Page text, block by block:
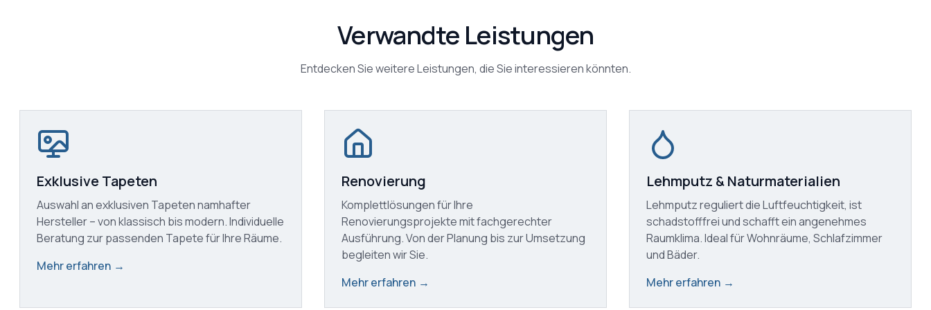
Verwandte Leistungen
Entdecken Sie weitere Leistungen, die Sie interessieren könnten.
Exklusive Tapeten
Auswahl an exklusiven Tapeten namhafter
Hersteller – von klassisch bis modern. Individuelle
Beratung zur passenden Tapete für Ihre Räume.
Mehr erfahren →
Renovierung
Komplettlösungen für Ihre
Renovierungsprojekte mit fachgerechter
Ausführung. Von der Planung bis zur Umsetzung
begleiten wir Sie.
Mehr erfahren →
Lehmputz & Naturmaterialien
Lehmputz reguliert die Luftfeuchtigkeit, ist
schadstofffrei und schafft ein angenehmes
Raumklima. Ideal für Wohnräume, Schlafzimmer
und Bäder.
Mehr erfahren →